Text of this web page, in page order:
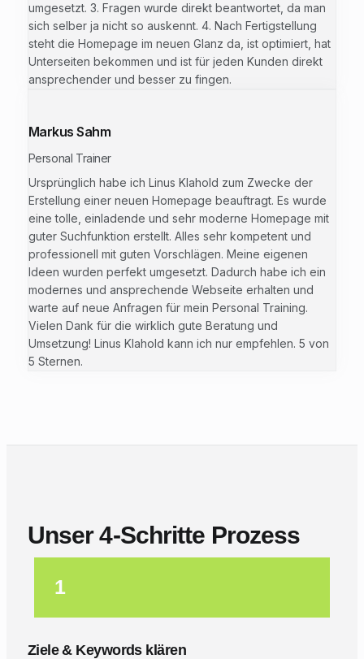
umgesetzt. 3. Fragen wurde direkt beantwortet, da man
sich selber ja nicht so auskennt. 4. Nach Fertigstellung
steht die Homepage im neuen Glanz da, ist optimiert, hat
Unterseiten bekommen und ist für jeden Kunden direkt
ansprechender und besser zu fingen.
Markus Sahm
Personal Trainer
Ursprünglich habe ich Linus Klahold zum Zwecke der
Erstellung einer neuen Homepage beauftragt. Es wurde
eine tolle, einladende und sehr moderne Homepage mit
guter Suchfunktion erstellt. Alles sehr kompetent und
professionell mit guten Vorschlägen. Meine eigenen
Ideen wurden perfekt umgesetzt. Dadurch habe ich ein
modernes und ansprechende Webseite erhalten und
warte auf neue Anfragen für mein Personal Training.
Vielen Dank für die wirklich gute Beratung und
Umsetzung! Linus Klahold kann ich nur empfehlen. 5 von
5 Sternen.
Unser 4-Schritte Prozess
1
Ziele & Keywords klären